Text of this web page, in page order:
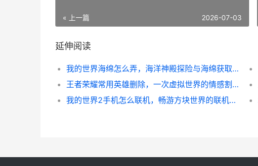
« 上一篇 2026-07-03
延伸阅读
我的世界海绵怎么弄，海洋神殿探险与海绵获取指南
王者荣耀常用英雄删除，一次虚拟世界的情感割舍，副标题，当熟悉的身影从战场消失
我的世界2手机怎么联机，畅游方块世界的联机指南